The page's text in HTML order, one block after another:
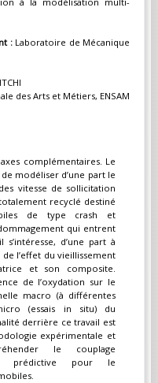
:Laboratoire de Mécanique
des Arts et Métiers, ENSAM
complémentaires. Le
modéliser d’une part le
vitesse de sollicitation
recyclé destiné
de type crash et
qui entrent
d’une part à
l’effet du vieillissement
et son composite.
de l’oxydation sur le
macro (à différentes
(essais in situ) du
derrière ce travail est
expérimentale et
le couplage
prédictive pour le